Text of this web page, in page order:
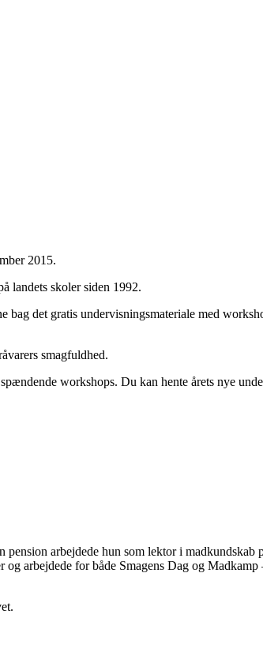
2015.
landets skoler siden 1992.
det gratis undervisningsmateriale med
smagfuldhed.
workshops. Du kan hente årets nye
arbejdede hun som lektor i
arbejdede for både Smagens Dag og